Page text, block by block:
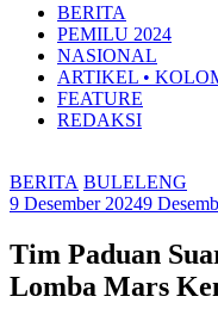
BERITA
PEMILU 2024
NASIONAL
ARTIKEL •
FEATURE
REDAKSI
BERITA BULELENG
9 Desember 20249
Tim Paduan
Lomba Mars